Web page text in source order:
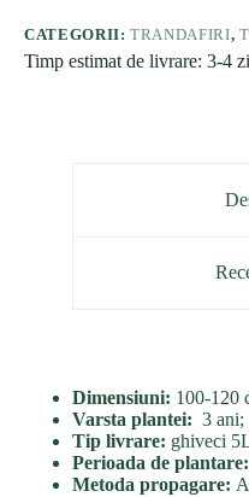
CATEGORII:TRANDAFIRI,
Timp estimat de livrare: 3-4
Dimensiuni: 100-120
Varsta plantei: 3 ani;
Tip livrare: ghiveci
Perioada de plantare:
Metoda propagare: